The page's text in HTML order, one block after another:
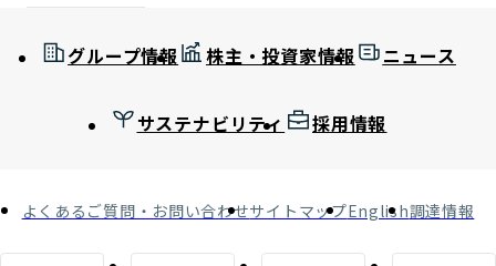
グループ情報 株主・投資家情報 ニュース
サステナビリティ 採用情報
よくあるご質問・お問い合わせサイトマップEnglish調達情報